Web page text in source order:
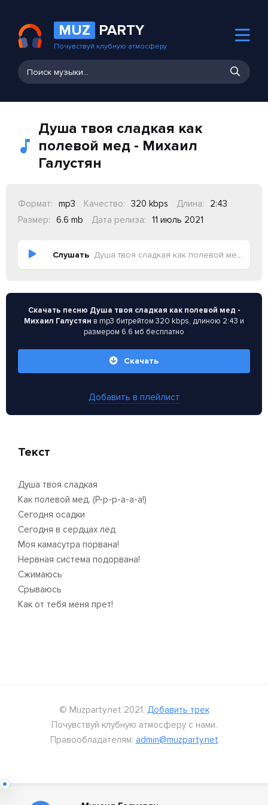
MUZ PARTY
Почувствуй клубную атмосферу
Душа твоя сладкая как
полевой мед - Михаил
Галустян
Формат: mp3 Качество: 320 kbps Длина:
2:43
Размер:
6.6 mb Дата релиза: 11 июль 2021
Слушать Душа твоя сладкая как полевой мед - Михаил Галустян
Скачать песню Душа твоя сладкая как полевой мед -
Михаил Галустян в mp3 битрейтом 320 kbps, длиною 2:43 и
размером 6.6 мб бесплатно
Скачать
Добавить в плейлист
Текст
Душа твоя сладкая
Как полевой мед. (Р-р-р-а-а-а!)
Сегодня осадки
Сегодня в сердцах лед
Моя камасутра порвана!
Нервная система подорвана!
Сжимаюсь
Срываюсь
Как от тебя меня прет!
© Muzparty.net 2021. Добавить трек
Почувствуй клубную атмосферу с нами.
Правообладателям: admin@muzparty.net